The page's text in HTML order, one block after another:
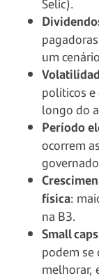
um
políticos e
longo do
Período
ocorrem
física:
na B3.
Small
podem se
melhorar,